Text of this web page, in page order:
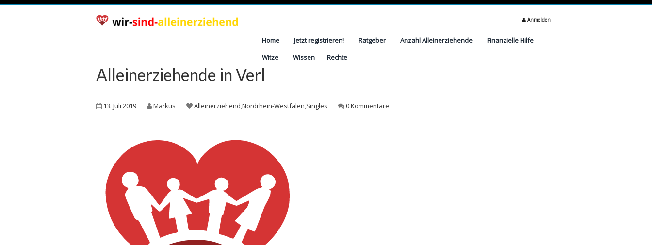
Anmelden
Home Jetzt registrieren! Ratgeber Anzahl Alleinerziehende
Finanzielle Hilfe
Witze
Wissen Rechte
Alleinerziehende in Verl
13. Juli 2019 Markus Alleinerziehend,Nordrhein-Westfalen,Singles 0 Kommentare